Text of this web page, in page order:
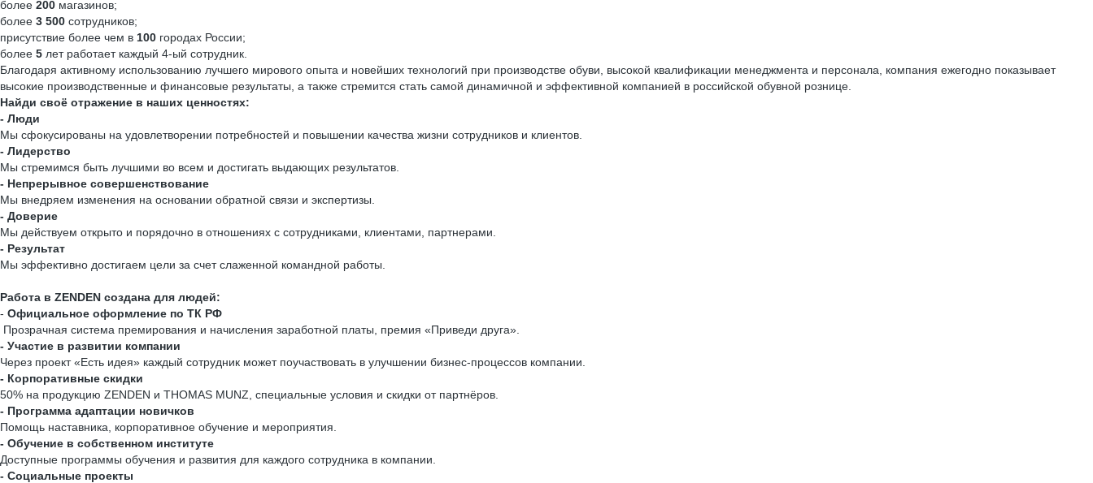
более 200 магазинов;
более 3 500 сотрудников;
присутствие более чем в 100 городах России;
более 5 лет работает каждый 4-ый сотрудник.
Благодаря активному использованию лучшего мирового опыта и новейших технологий при производстве обуви, высокой квалификации менеджмента и персонала, компания ежегодно показывает
высокие производственные и финансовые результаты, а также стремится стать самой динамичной и эффективной компанией в российской обувной рознице.
Найди своё отражение в наших ценностях:
- Люди
Мы сфокусированы на удовлетворении потребностей и повышении качества жизни сотрудников и клиентов.
- Лидерство
Мы стремимся быть лучшими во всем и достигать выдающих результатов.
- Непрерывное совершенствование
Мы внедряем изменения на основании обратной связи и экспертизы.
- Доверие
Мы действуем открыто и порядочно в отношениях с сотрудниками, клиентами, партнерами.
- Результат
Мы эффективно достигаем цели за счет слаженной командной работы.
Работа в ZENDEN создана для людей:
- Официальное оформление по ТК РФ
Прозрачная система премирования и начисления заработной платы, премия «Приведи друга».
- Участие в развитии компании
Через проект «Есть идея» каждый сотрудник может поучаствовать в улучшении бизнес-процессов компании.
- Корпоративные скидки
50% на продукцию ZENDEN и THOMAS MUNZ, специальные условия и скидки от партнёров.
- Программа адаптации новичков
Помощь наставника, корпоративное обучение и мероприятия.
- Обучение в собственном институте
Доступные программы обучения и развития для каждого сотрудника в компании.
- Социальные проекты